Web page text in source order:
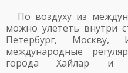
По воздуху из
можно улететь внутри
Петербург, Москву,
международные
города Хайлар и